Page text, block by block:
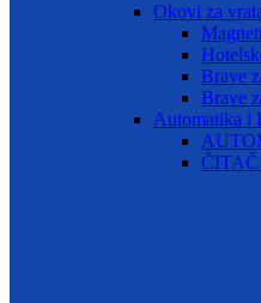
Okovi za
Brave
Brave
Automatika i